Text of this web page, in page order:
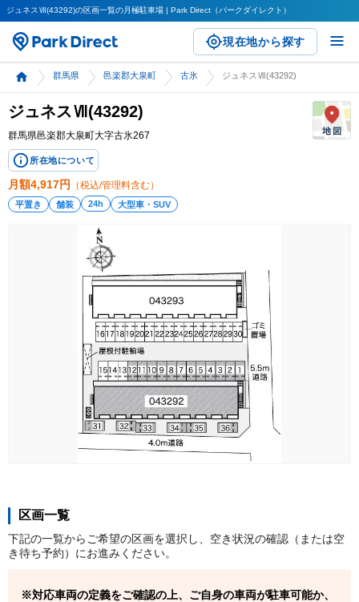
ジュネスⅦ(43292)の区画一覧の月極駐車場 | Park Direct（パークダイレクト）
現在地から探す
群馬県 邑楽郡大泉町 古氷 ジュネスⅦ(43292)
ジュネスⅦ(43292)
群馬県邑楽郡大泉町大字古氷267
所在地について
月額4,917円 （税込/管理料含む）
平置き 舗装 24h 大型車・SUV
区画一覧
下記の一覧からご希望の区画を選択し、空き状況の確認（または空
き待ち予約）にお進みください。
対応車両の定義をご確認の上、ご自身の車両が駐車可能か、